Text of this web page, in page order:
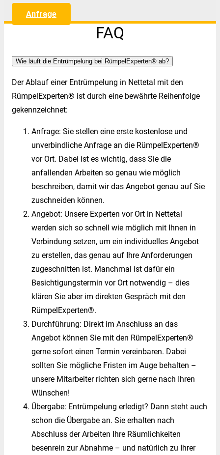
Anfrage
FAQ
Wie läuft die Entrümpelung bei RümpelExperten® ab?
Der Ablauf einer Entrümpelung in Nettetal mit den
RümpelExperten® ist durch eine bewährte Reihenfolge
gekennzeichnet:
Anfrage: Sie stellen eine erste kostenlose und
unverbindliche Anfrage an die RümpelExperten®
vor Ort. Dabei ist es wichtig, dass Sie die
anfallenden Arbeiten so genau wie möglich
beschreiben, damit wir das Angebot genau auf Sie
zuschneiden können.
Angebot: Unsere Experten vor Ort in Nettetal
werden sich so schnell wie möglich mit Ihnen in
Verbindung setzen, um ein individuelles Angebot
zu erstellen, das genau auf Ihre Anforderungen
zugeschnitten ist. Manchmal ist dafür ein
Besichtigungstermin vor Ort notwendig – dies
klären Sie aber im direkten Gespräch mit den
RümpelExperten®.
Durchführung: Direkt im Anschluss an das
Angebot können Sie mit den RümpelExperten®
gerne sofort einen Termin vereinbaren. Dabei
sollten Sie mögliche Fristen im Auge behalten –
unsere Mitarbeiter richten sich gerne nach Ihren
Wünschen!
Übergabe: Entrümpelung erledigt? Dann steht auch
schon die Übergabe an. Sie erhalten nach
Abschluss der Arbeiten Ihre Räumlichkeiten
besenrein zur Abnahme – und natürlich zu Ihrer